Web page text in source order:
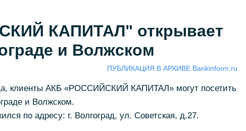
КАПИТАЛ" открывает
и Волжском
ПУБЛИКАЦИЯ В АРХИВЕ Bankinform.ru
клиенты АКБ «РОССИЙСКИЙ КАПИТАЛ» могут посетить
и Волжском.
по адресу: г. Волгоград, ул. Советская, д.27.